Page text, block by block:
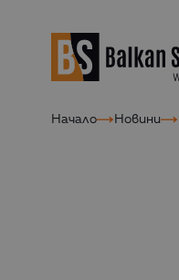
Начало Новини